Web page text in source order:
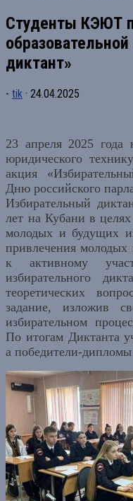
Студенты КЭЮТ
диктант»
- tik · 24.04.2025
23 апреля 2025 года
юридического
акция
Дню российского
Избирательный
лет на Кубани в
молодых и будущих
привлечения молодых
к активному
избирательного
теоретических
задание, изложив
избирательном
По итогам Диктанта
а победители-